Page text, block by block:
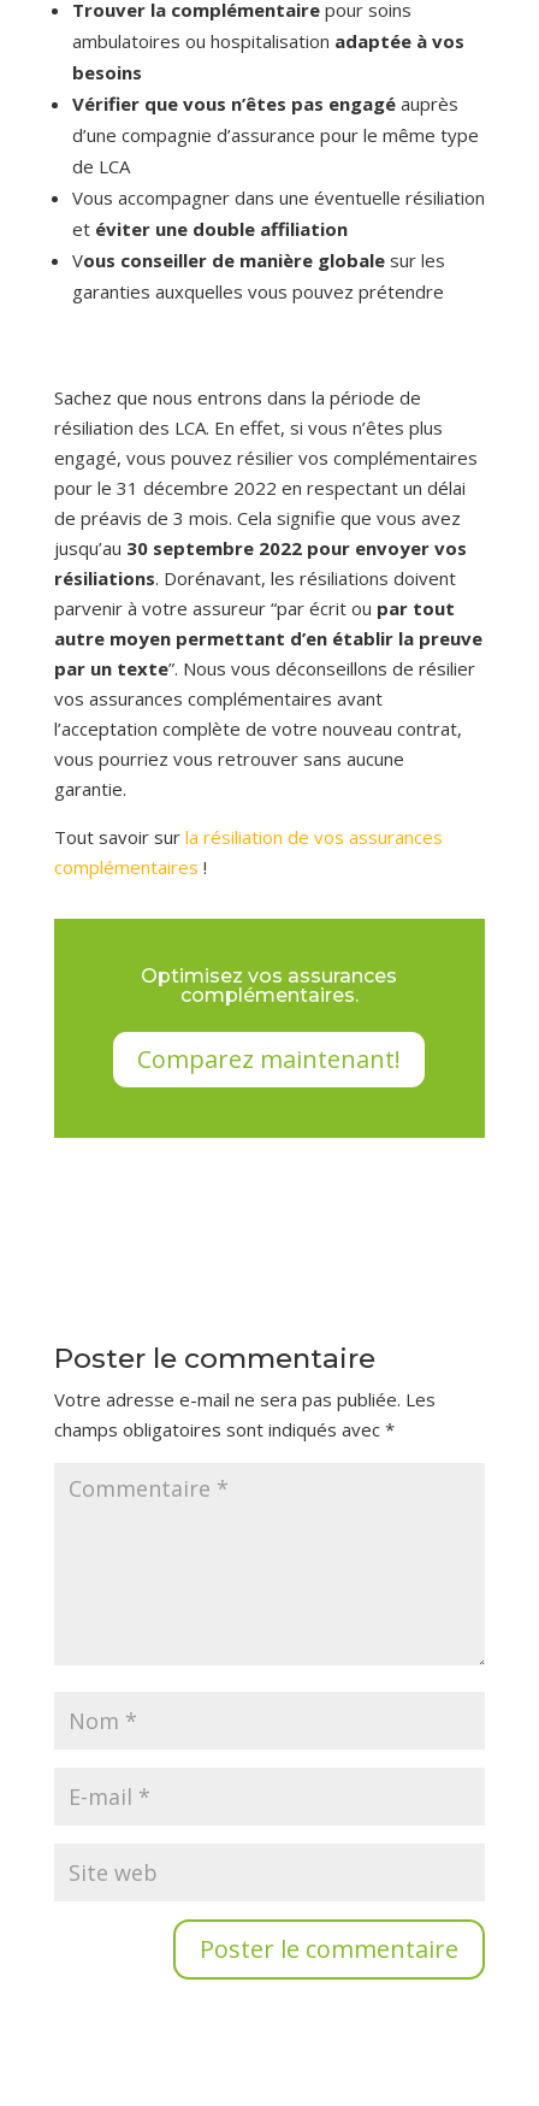
Trouver la complémentairepour soins
ambulatoires ou hospitalisation adaptée à vos
besoins
Vérifier que vous n’êtes pas engagéauprès
d’une compagnie d’assurance pour le même type
de LCA
Vous accompagner dans une éventuelle résiliation
et éviter une double affiliation
Vous conseiller de manière globalesur les
garanties auxquelles vous pouvez prétendre
Sachez que nous entrons dans la période de
résiliation des LCA. En effet, si vous n’êtes plus
engagé, vous pouvez résilier vos complémentaires
pour le 31 décembre 2022 en respectant un délai
de préavis de 3 mois. Cela signifie que vous avez
jusqu’au 30 septembre 2022 pour envoyer vos
résiliations. Dorénavant, les résiliations doivent
parvenir à votre assureur “par écrit ou par tout
autre moyen permettant d’en établir la preuve
par un texte”. Nous vous déconseillons de résilier
vos assurances complémentaires avant
l’acceptation complète de votre nouveau contrat,
vous pourriez vous retrouver sans aucune
garantie.
Tout savoir sur la résiliation de vos assurances
complémentaires !
Optimisez vos assurances
complémentaires.
Comparez maintenant!
Poster le commentaire
Votre adresse e-mail ne sera pas publiée. Les
champs obligatoires sont indiqués avec *